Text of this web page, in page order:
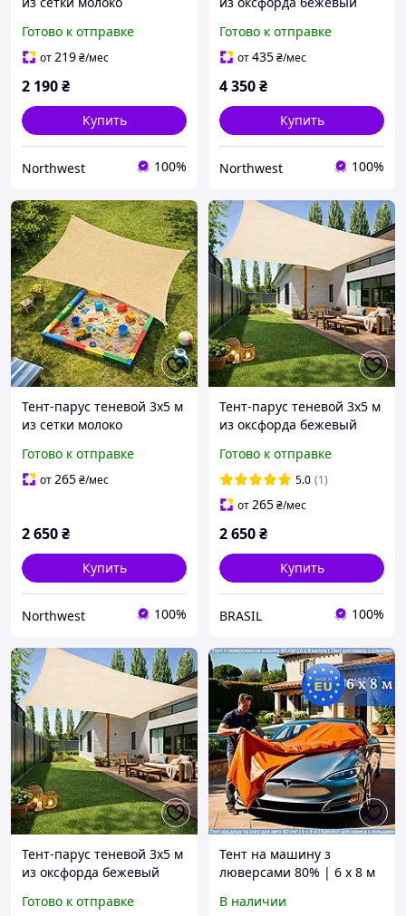
Тент для навеса, тент от
солнца Northwest
Готово к отправке
от219₴/мес
2 190₴
Купить
Northwest 100%
Тент для навеса, тент от
солнца и дождя
Готово к отправке
от435₴/мес
4 350₴
Купить
Northwest 100%
Тент-парус теневой 3х5 м
из сетки молоко
Тент для навеса, тент от
солнца Northwest
Готово к отправке
от265₴/мес
2 650₴
Купить
Northwest 100%
Тент-парус теневой 3х5 м
из оксфорда бежевый
Тент для навеса, тент от
солнца и дождя :BRASIL:
Готово к отправке
5.0 (1)
от265₴/мес
2 650₴
Купить
BRASIL 100%
Тент-парус теневой 3х5 м
из оксфорда бежевый
Тент для навеса, тент от
Готово к отправке
Тент на машину з
люверсами 80% | 6 х 8 м
авто | Тент для беседки |
В наличии